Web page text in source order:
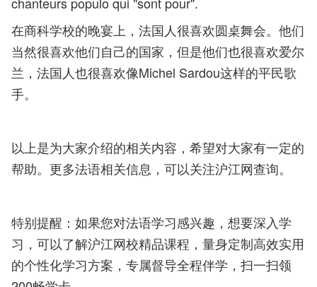
在商科学校的晚宴上，法国人很喜欢圆桌舞会。他们
当然很喜欢他们自己的国家，但是他们也很喜欢爱尔
兰，法国人也很喜欢像Michel Sardou这样的平民歌
手。
以上是为大家介绍的相关内容，希望对大家有一定的
帮助。更多法语相关信息，可以关注沪江网查询。
特别提醒：如果您对法语学习感兴趣，想要深入学
习，可以了解沪江网校精品课程，量身定制高效实用
的个性化学习方案，专属督导全程伴学，扫一扫领